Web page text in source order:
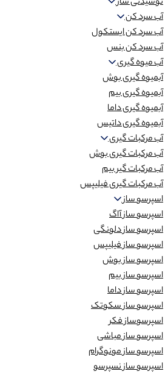
آب سرد کن
آب سرد کن ایستکول
آب سرد کن بنس
آب میوه گیری
آبمیوه گیری بوش
آبمیوه گیری بیم
آبمیوه گیری داما
آبمیوه گیری داتیس
آب مرکبات گیری
آب مرکبات گیری بوش
آب مرکبات گیر بیم
آب مرکبات گیری فیلیپس
اسپرسو ساز
اسپرسو ساز آاگ
اسپرسو ساز دلونگی
اسپرسو ساز فیلیپس
اسپرسو ساز بوش
اسپرسو ساز بیم
اسپرسو ساز داما
اسپرسو ساز سکوتک
اسپرسوساز فکر
اسپرسو ساز مباشی
اسپرسو ساز مونوگرام
اسپرسو ساز نسپرسو